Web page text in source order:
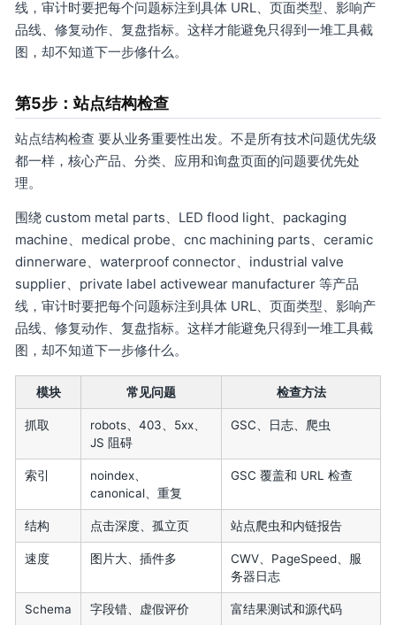
线，审计时要把每个问题标注到具体 URL、页面类型、影响产
品线、修复动作、复盘指标。这样才能避免只得到一堆工具截
图，却不知道下一步修什么。
第5步：站点结构检查
站点结构检查 要从业务重要性出发。不是所有技术问题优先级
都一样，核心产品、分类、应用和询盘页面的问题要优先处
理。
围绕 custom metal parts、LED flood light、packaging
machine、medical probe、cnc machining parts、ceramic
dinnerware、waterproof connector、industrial valve
supplier、private label activewear manufacturer 等产品
线，审计时要把每个问题标注到具体 URL、页面类型、影响产
品线、修复动作、复盘指标。这样才能避免只得到一堆工具截
图，却不知道下一步修什么。
模块 常见问题 检查方法
抓取
robots、403、5xx、
JS 阻碍
GSC、日志、爬虫
索引
noindex、
canonical、重复
GSC 覆盖和 URL 检查
结构 点击深度、孤立页 站点爬虫和内链报告
速度 图片大、插件多
CWV、PageSpeed、服
务器日志
Schema 字段错、虚假评价 富结果测试和源代码